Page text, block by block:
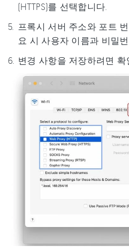
(HTTPS)를 선택합니다.
프록시 서버 주소와 포트
요 시 사용자 이름과 비밀
변경 사항을 저장하려면 확